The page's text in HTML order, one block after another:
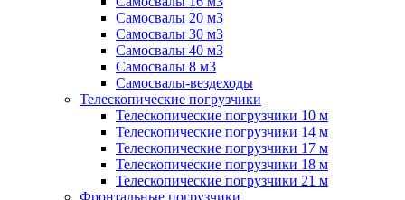
Самосвалы 20 м3
Самосвалы 30 м3
Самосвалы 40 м3
Самосвалы 8 м3
Самосвалы-вездеходы
Телескопические погрузчики
Телескопические погрузчики 10 м
Телескопические погрузчики 14 м
Телескопические погрузчики 17 м
Телескопические погрузчики 18 м
Телескопические погрузчики 21 м
Фронтальные погрузчики